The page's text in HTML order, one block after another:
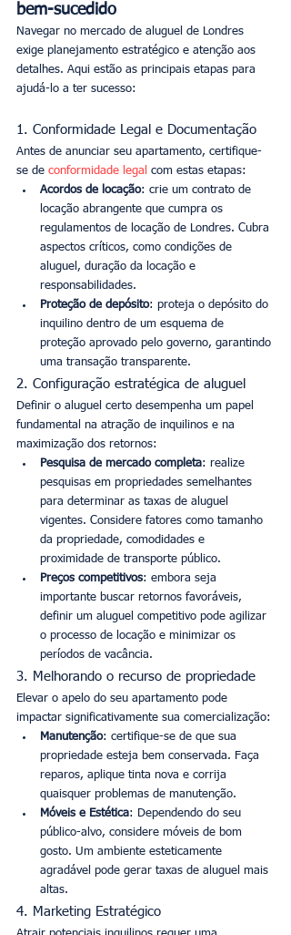
bem-sucedido
Navegar no mercado de aluguel de Londres
exige planejamento estratégico e atenção aos
detalhes. Aqui estão as principais etapas para
ajudá-lo a ter sucesso:
1. Conformidade Legal e Documentação
Antes de anunciar seu apartamento, certifique-
se de conformidade legal
com estas etapas:
Acordos de locação: crie um contrato de
locação abrangente que cumpra os
regulamentos de locação de Londres. Cubra
aspectos críticos, como condições de
aluguel, duração da locação e
responsabilidades.
Proteção de depósito: proteja o depósito do
inquilino dentro de um esquema de
proteção aprovado pelo governo, garantindo
uma transação transparente.
2. Configuração estratégica de aluguel
Definir o aluguel certo desempenha um papel
fundamental na atração de inquilinos e na
maximização dos retornos:
Pesquisa de mercado completa: realize
pesquisas em propriedades semelhantes
para determinar as taxas de aluguel
vigentes. Considere fatores como tamanho
da propriedade, comodidades e
proximidade de transporte público.
Preços competitivos: embora seja
importante buscar retornos favoráveis,
definir um aluguel competitivo pode agilizar
o processo de locação e minimizar os
períodos de vacância.
3. Melhorando o recurso de propriedade
Elevar o apelo do seu apartamento pode
impactar significativamente sua comercialização:
Manutenção: certifique-se de que sua
propriedade esteja bem conservada. Faça
reparos, aplique tinta nova e corrija
quaisquer problemas de manutenção.
Móveis e Estética: Dependendo do seu
público-alvo, considere móveis de bom
gosto. Um ambiente esteticamente
agradável pode gerar taxas de aluguel mais
altas.
4. Marketing Estratégico